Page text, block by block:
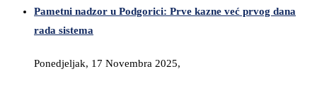
Pametni nadzor u Podgorici: Prve kazne već prvog dana
rada sistema
Ponedjeljak, 17 Novembra 2025,